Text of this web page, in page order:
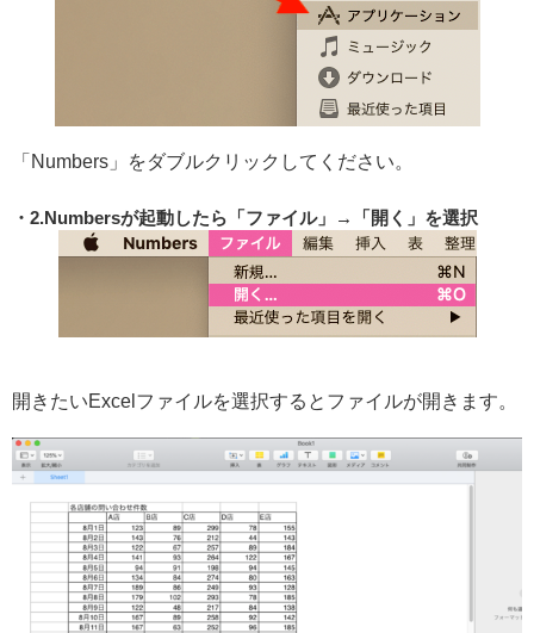
「Numbers」をダブルクリックしてください。
2.Numbersが起動したら「ファイル」→「開く」を選択
開きたいExcelファイルを選択するとファイルが開きます。